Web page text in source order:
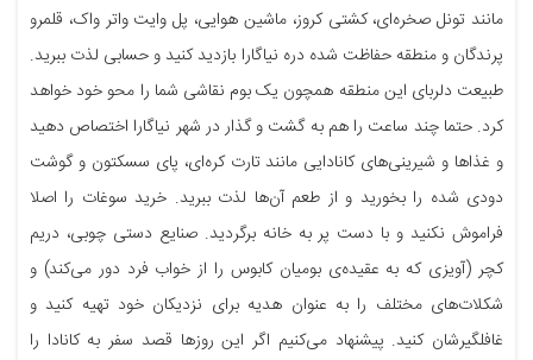
مانند تونل صخره‌ای، کشتی کروز، ماشین هوایی، پل وایت واتر واک، قلمرو
پرندگان و منطقه حفاظت شده دره نیاگارا بازدید کنید و حسابی لذت ببرید.
طبیعت دلربای این منطقه همچون یک بوم نقاشی شما را محو خود خواهد
کرد. حتما چند ساعت را هم به گشت و گذار در شهر نیاگارا اختصاص دهید
و غذاها و شیرینی‌های کانادایی مانند تارت کره‌ای، پای سسکتون و گوشت
دودی شده را بخورید و از طعم آن‌ها لذت ببرید. خرید سوغات را اصلا
فراموش نکنید و با دست پر به خانه برگردید. صنایع دستی چوبی، دریم
کچر (آویزی که به عقیده‌ی بومیان کابوس را از خواب فرد دور می‌کند) و
شکلات‌های مختلف را به عنوان هدیه برای نزدیکان خود تهیه کنید و
غافلگیرشان کنید. پیشنهاد می‌کنیم اگر این روزها قصد سفر به کانادا را